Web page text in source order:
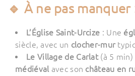
🔹 À ne pas manquer
L’Église Saint-Urcize : Une
siècle, avec un clocher-mur
Le Village de Carlat(à 5 min)
médiéval avec son château en